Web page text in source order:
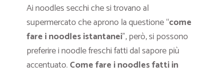
Ai noodles secchi che si trovano al
supermercato che aprono la questione “come
fare i noodles istantanei”, però, si possono
preferire i noodle freschi fatti dal sapore più
accentuato. Come fare i noodles fatti in